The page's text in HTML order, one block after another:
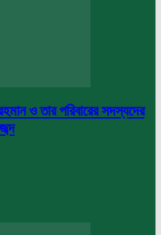
ও তার পরিবারের সদস্যদের